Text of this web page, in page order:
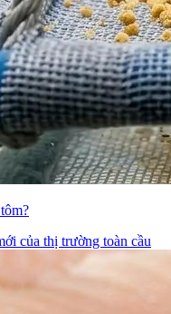
của thị trường toàn cầu